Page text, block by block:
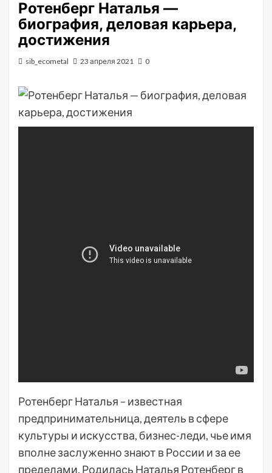
Ротенберг Наталья —
биография, деловая карьера,
достижения
sib_ecometal 23 апреля 2021 0
Ротенберг Наталья – известная
предпринимательница, деятель в сфере
культуры и искусства, бизнес-леди, чье имя
вполне заслуженно знают в России и за ее
пределами. Родилась Наталья Ротенберг в